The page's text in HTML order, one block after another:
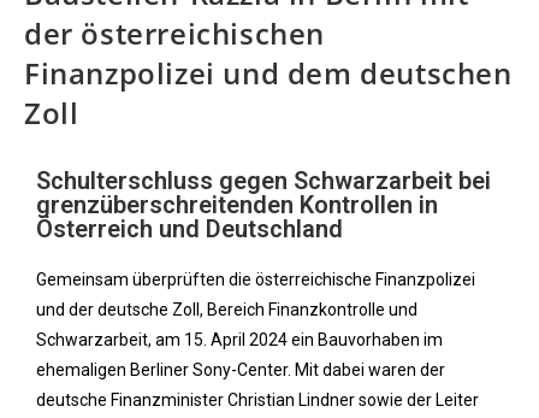
der österreichischen
Finanzpolizei und dem deutschen
Zoll
Schulterschluss gegen Schwarzarbeit bei
grenzüberschreitenden Kontrollen in
Österreich und Deutschland
Gemeinsam überprüften die österreichische Finanzpolizei
und der deutsche Zoll, Bereich Finanzkontrolle und
Schwarzarbeit, am 15. April 2024 ein Bauvorhaben im
ehemaligen Berliner Sony-Center. Mit dabei waren der
deutsche Finanzminister Christian Lindner sowie der Leiter